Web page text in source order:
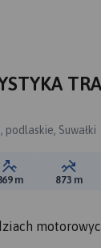
podlaskie, Suwałki
Suma przewyższeń:
m Suma
873 m